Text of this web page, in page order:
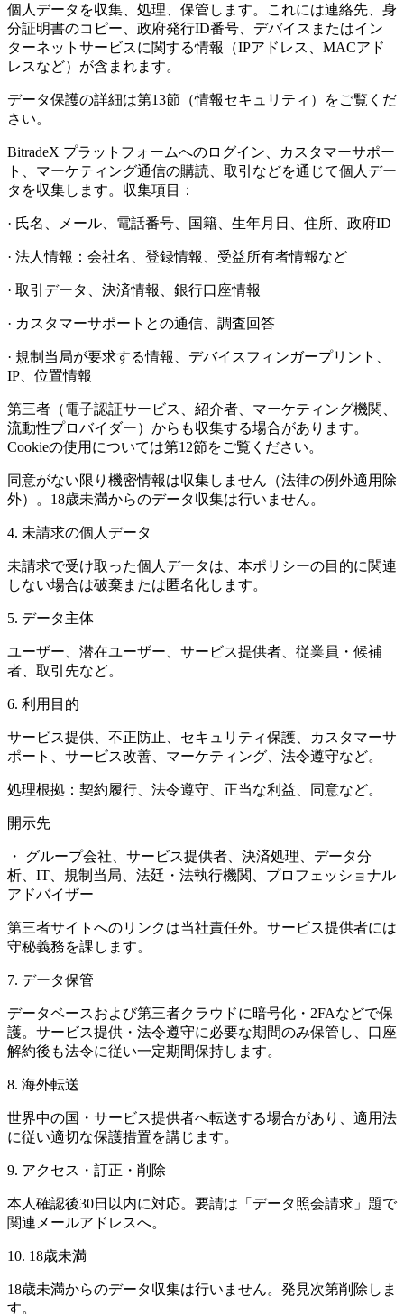
個人データを収集、処理、保管します。これには連絡先、身
分証明書のコピー、政府発行ID番号、デバイスまたはイン
ターネットサービスに関する情報（IPアドレス、MACアド
レスなど）が含まれます。
データ保護の詳細は第13節（情報セキュリティ）をご覧くだ
さい。
BitradeX プラットフォームへのログイン、カスタマーサポー
ト、マーケティング通信の購読、取引などを通じて個人デー
タを収集します。収集項目：
· 氏名、メール、電話番号、国籍、生年月日、住所、政府ID
· 法人情報：会社名、登録情報、受益所有者情報など
· 取引データ、決済情報、銀行口座情報
· カスタマーサポートとの通信、調査回答
· 規制当局が要求する情報、デバイスフィンガープリント、
IP、位置情報
第三者（電子認証サービス、紹介者、マーケティング機関、
流動性プロバイダー）からも収集する場合があります。
Cookieの使用については第12節をご覧ください。
同意がない限り機密情報は収集しません（法律の例外適用除
外）。18歳未満からのデータ収集は行いません。
4. 未請求の個人データ
未請求で受け取った個人データは、本ポリシーの目的に関連
しない場合は破棄または匿名化します。
5. データ主体
ユーザー、潜在ユーザー、サービス提供者、従業員・候補
者、取引先など。
6. 利用目的
サービス提供、不正防止、セキュリティ保護、カスタマーサ
ポート、サービス改善、マーケティング、法令遵守など。
処理根拠：契約履行、法令遵守、正当な利益、同意など。
開示先
・ グループ会社、サービス提供者、決済処理、データ分
析、IT、規制当局、法廷・法執行機関、プロフェッショナル
アドバイザー
第三者サイトへのリンクは当社責任外。サービス提供者には
守秘義務を課します。
7. データ保管
データベースおよび第三者クラウドに暗号化・2FAなどで保
護。サービス提供・法令遵守に必要な期間のみ保管し、口座
解約後も法令に従い一定期間保持します。
8. 海外転送
世界中の国・サービス提供者へ転送する場合があり、適用法
に従い適切な保護措置を講じます。
9. アクセス・訂正・削除
本人確認後30日以内に対応。要請は「データ照会請求」題で
関連メールアドレスへ。
10. 18歳未満
18歳未満からのデータ収集は行いません。発見次第削除しま
す。